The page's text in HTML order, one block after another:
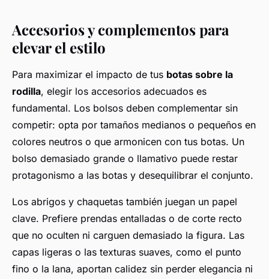
Accesorios y complementos para
elevar el estilo
Para maximizar el impacto de tus botas sobre la
rodilla, elegir los accesorios adecuados es
fundamental. Los bolsos deben complementar sin
competir: opta por tamaños medianos o pequeños en
colores neutros o que armonicen con tus botas. Un
bolso demasiado grande o llamativo puede restar
protagonismo a las botas y desequilibrar el conjunto.
Los abrigos y chaquetas también juegan un papel
clave. Prefiere prendas entalladas o de corte recto
que no oculten ni carguen demasiado la figura. Las
capas ligeras o las texturas suaves, como el punto
fino o la lana, aportan calidez sin perder elegancia ni